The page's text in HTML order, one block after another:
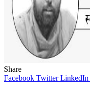
Share
Facebook Twitter LinkedIn